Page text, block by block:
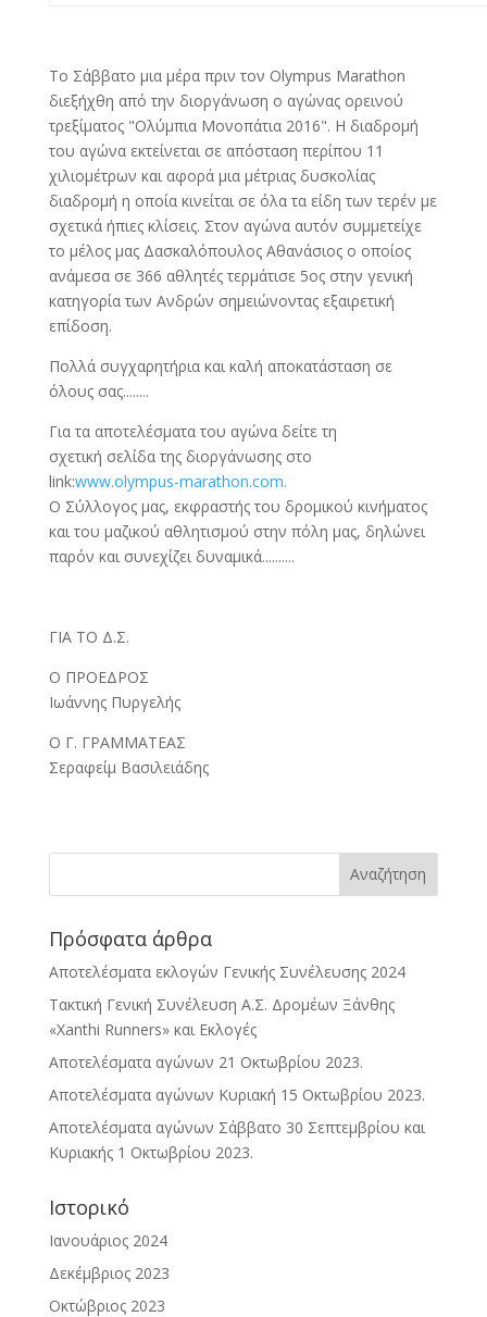
Το Σάββατο μια μέρα πριν τον Olympus Marathon
διεξήχθη από την διοργάνωση ο αγώνας ορεινού
τρεξίματος "Ολύμπια Μονοπάτια 2016". Η διαδρομή
του αγώνα εκτείνεται σε απόσταση περίπου 11
χιλιομέτρων και αφορά μια μέτριας δυσκολίας
διαδρομή η οποία κινείται σε όλα τα είδη των τερέν με
σχετικά ήπιες κλίσεις. Στον αγώνα αυτόν συμμετείχε
το μέλος μας Δασκαλόπουλος Αθανάσιος ο οποίος
ανάμεσα σε 366 αθλητές τερμάτισε 5ος στην γενική
κατηγορία των Ανδρών σημειώνοντας εξαιρετική
επίδοση.
Πολλά συγχαρητήρια και καλή αποκατάσταση σε
όλους σας........
Για τα αποτελέσματα του αγώνα δείτε τη
σχετική σελίδα της διοργάνωσης στο
link:www.olympus-marathon.com.
Ο Σύλλογος μας, εκφραστής του δρομικού κινήματος
και του μαζικού αθλητισμού στην πόλη μας, δηλώνει
παρόν και συνεχίζει δυναμικά..........
ΓΙΑ ΤΟ Δ.Σ.
Ο ΠΡΟΕΔΡΟΣ
Ιωάννης Πυργελής
Ο Γ. ΓΡΑΜΜΑΤΕΑΣ
Σεραφείμ Βασιλειάδης
Πρόσφατα άρθρα
Αποτελέσματα εκλογών Γενικής Συνέλευσης 2024
Τακτική Γενική Συνέλευση Α.Σ. Δρομέων Ξάνθης
«Xanthi Runners» και Εκλογές
Αποτελέσματα αγώνων 21 Οκτωβρίου 2023.
Αποτελέσματα αγώνων Κυριακή 15 Οκτωβρίου 2023.
Αποτελέσματα αγώνων Σάββατο 30 Σεπτεμβρίου και
Κυριακής 1 Οκτωβρίου 2023.
Ιστορικό
Ιανουάριος 2024
Δεκέμβριος 2023
Οκτώβριος 2023